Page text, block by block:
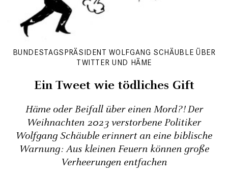
BUNDESTAGSPRÄSIDENT WOLFGANG SCHÄUBLE ÜBER
TWITTER UND HÄME
Ein Tweet wie tödliches Gift
Häme oder Beifall über einen Mord?! Der
Weihnachten 2023 verstorbene Politiker
Wolfgang Schäuble erinnert an eine biblische
Warnung: Aus kleinen Feuern können große
Verheerungen entfachen